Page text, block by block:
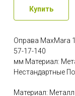
Купить
Оправа MaxMara
57-17-140
мм Материал:
Нестандартные
Материал: Металл